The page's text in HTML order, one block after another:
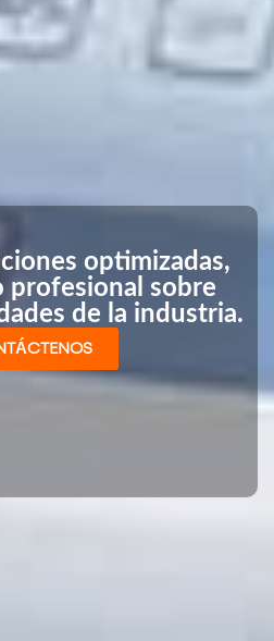
optimizadas,
profesional sobre
de la industria.